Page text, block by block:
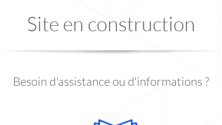
Site en construction
Besoin d'assistance ou d'informations ?